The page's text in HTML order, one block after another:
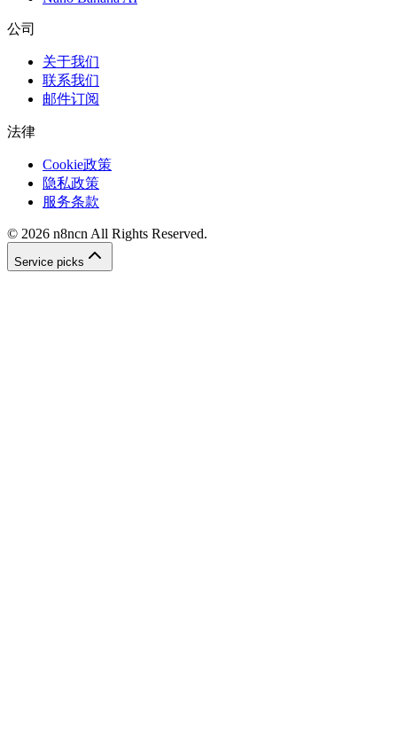
公司
关于我们
联系我们
邮件订阅
法律
Cookie政策
隐私政策
服务条款
© 2026 n8ncn All Rights Reserved.
Service picks